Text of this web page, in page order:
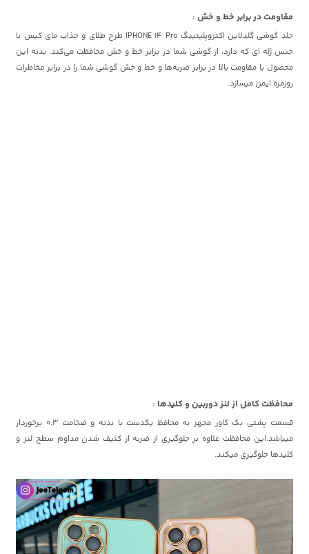
مقاومت در برابر خط و خش :
جلد گوشی گلدلاین اکتروپلیتینگ IPHONE 14 Pro طرح طلای و جذاب مای کیس با
جنس ژله ای که دارد، از گوشی شما در برابر خط و خش محافظت می‌کند. بدنه این
محصول با مقاومت بالا در برابر ضربه‌ها و خط و خش‌ گوشی شما را در برابر مخاطرات
روزمره ایمن میسازد.
محافظت کامل از لنز دوربین و کلیدها :
قسمت پشتی بک کاور مجهز به محافظ یکدست با بدنه و ضخامت 0.3 برخوردار
میباشد.این محافظت علاوه بر جلوگیری از ضربه از کثیف شدن مداوم سطح لنز و
کلیدها جلوگیری میکند.